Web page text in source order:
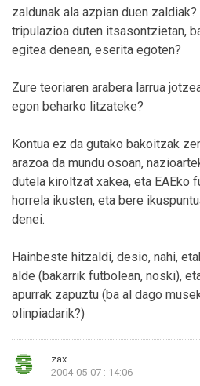
zaldunak ala azpian duen
tripulazioa duten itsasontzietan,
egitea denean, eserita egoten?
Zure teoriaren arabera larrua
egon beharko litzateke?
Kontua ez da gutako bakoitzak
arazoa da mundu osoan,
dutela kiroltzat xakea, eta EAEko
horrela ikusten, eta bere
denei.
Hainbeste hitzaldi, desio, nahi,
alde (bakarrik futbolean, noski),
apurrak zapuztu (ba al dago
olinpiadarik?)
zax
2004-05-07 : 14:06